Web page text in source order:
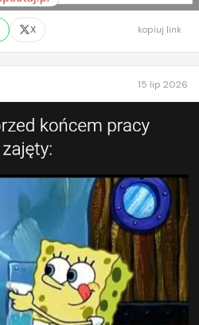
X kopiuj link
15 lip 2026